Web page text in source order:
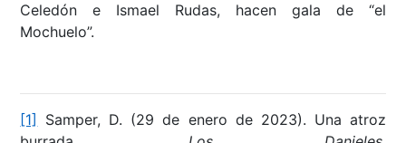
Celedón e Ismael Rudas, hacen gala de “el
Mochuelo”.
[1]
Samper, D. (29 de enero de 2023). Una atroz